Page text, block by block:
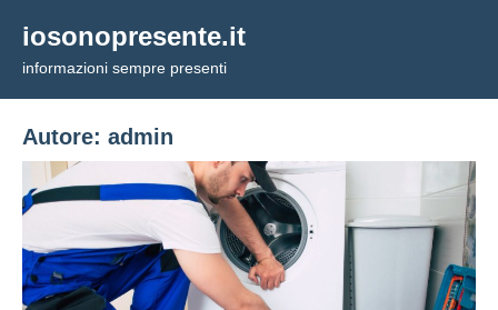
contenuto
iosonopresente.it
informazioni sempre presenti
Autore: admin